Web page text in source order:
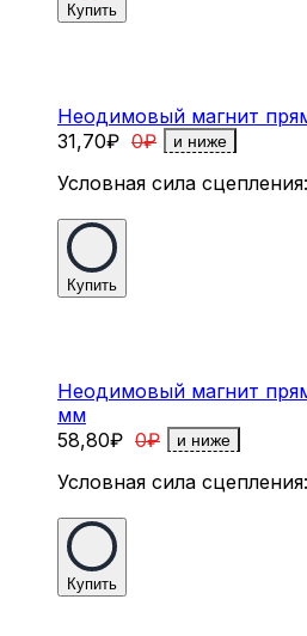
Купить
Неодимовый магнит
31,70₽ 0₽ и ниже
Условная сила сцепления:
Купить
Неодимовый магнит
мм
58,80₽ 0₽ и ниже
Условная сила сцепления:
Купить